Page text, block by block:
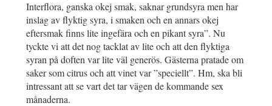
Interflora, ganska okej smak, saknar grundsyra men har
inslag av flyktig syra, i smaken och en annars okej
eftersmak finns lite ingefära och en pikant syra”. Nu
tyckte vi att det nog tacklat av lite och att den flyktiga
syran på doften var lite väl generös. Gästerna pratade om
saker som citrus och att vinet var ”speciellt”. Hm, ska bli
intressant att se vart det tar vägen de kommande sex
månaderna.